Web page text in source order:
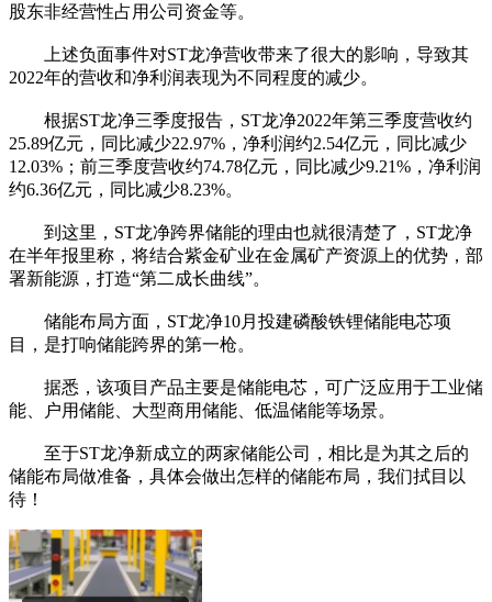
股东非经营性占用公司资金等。
上述负面事件对ST龙净营收带来了很大的影响，导致其
2022年的营收和净利润表现为不同程度的减少。
根据ST龙净三季度报告，ST龙净2022年第三季度营收约
25.89亿元，同比减少22.97%，净利润约2.54亿元，同比减少
12.03%；前三季度营收约74.78亿元，同比减少9.21%，净利润
约6.36亿元，同比减少8.23%。
到这里，ST龙净跨界储能的理由也就很清楚了，ST龙净
在半年报里称，将结合紫金矿业在金属矿产资源上的优势，部
署新能源，打造“第二成长曲线”。
储能布局方面，ST龙净10月投建磷酸铁锂储能电芯项
目，是打响储能跨界的第一枪。
据悉，该项目产品主要是储能电芯，可广泛应用于工业储
能、户用储能、大型商用储能、低温储能等场景。
至于ST龙净新成立的两家储能公司，相比是为其之后的
储能布局做准备，具体会做出怎样的储能布局，我们拭目以
待！